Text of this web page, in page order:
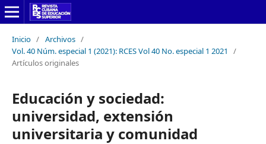
Inicio / Archivos /
Vol. 40 Núm. especial 1 (2021): RCES Vol 40 No. especial 1 2021
/
Artículos originales
Educación y sociedad:
universidad, extensión
universitaria y comunidad